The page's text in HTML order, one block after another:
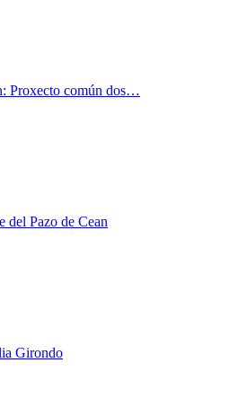
Proxecto común dos…
del Pazo de Cean
Girondo